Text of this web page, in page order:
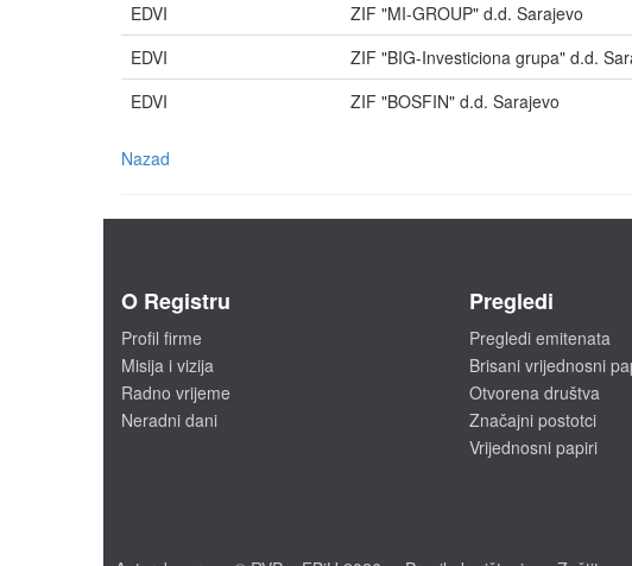
EDVI
ZIF "MI-GROUP" d.d. Sarajevo
EDVI
ZIF "BIG-Investiciona grupa" d.d.
EDVI
ZIF "BOSFIN" d.d. Sarajevo
Nazad
O Registru
Profil firme
Misija i vizija
Radno vrijeme
Neradni dani
Pregledi
Pregledi emitenata
Brisani vrijednosni
Otvorena društva
Značajni postotci
Vrijednosni papiri